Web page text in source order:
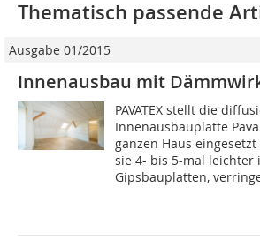
Thematisch passende
Ausgabe 01/2015
Innenausbau mit
PAVATEX stellt die
Innenausbauplatte
ganzen Haus
sie 4- bis 5-mal leichter
Gipsbauplatten,